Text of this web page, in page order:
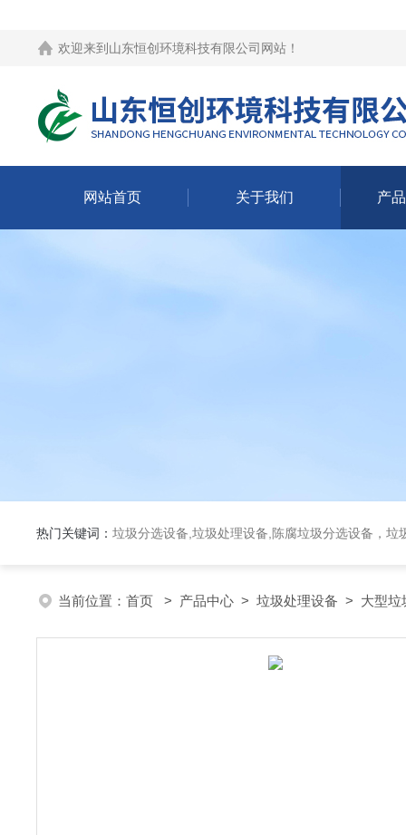
欢迎来到 山东恒创环境科技有限公司网站 ！
网站首页 关于我们 产
热门关键词： 垃圾分选设备,垃圾处理设备,陈腐垃圾分选设备，垃
当前位置： 首页 > 产品中心 > 垃圾处理设备 > 大型垃